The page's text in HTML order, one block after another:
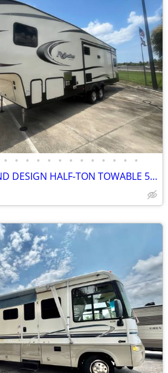
• • • • • • • • • • • • •
LIKE NEW 2019 GRAND DESIGN HALF-TON TOWABLE 5TH WHEEL